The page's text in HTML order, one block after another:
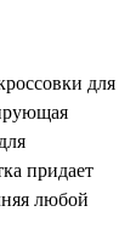
для
придает
любой